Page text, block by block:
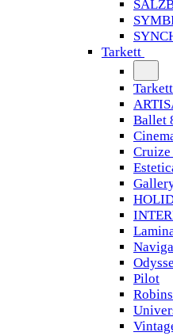
Tarkett
Tarkett
Ballet
Cruize
Pilot